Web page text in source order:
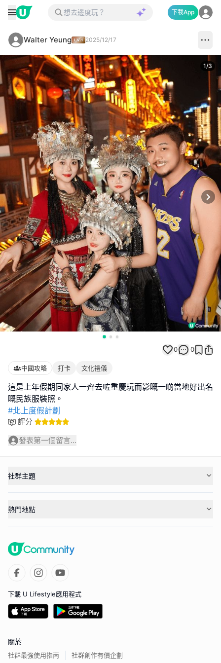
下載App
Walter Yeung 2025/12/17
1/3
0 0
中國攻略 打卡 文化禮儀
這是上年假期同家人一齊去咗重慶玩而影嘅一啲當地好出名
#北上度假計劃
評分
發表第一個留言...
社群主題
熱門地點
下載 U Lifestyle應用程式
關於
社群最強使用指南 社群創作有價企劃